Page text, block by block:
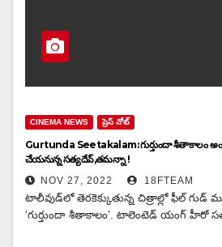
CINEMA NEWS ప్రెస్ నోట్
Gurtunda Seetakalam: గుర్తుందా శీతాకాలం
చేయనున్న స‌త్యదేవ్,త‌మ‌న్నా !
NOV 27, 2022 18FTEAM
టాలీవుడ్‌లో తెరకెక్కుతున్న చిత్రాల్లో ఫీల్ గుడ్
‘గుర్తుందా శీతాకాలం’. టాలెంటెడ్ యంగ్ హీరో